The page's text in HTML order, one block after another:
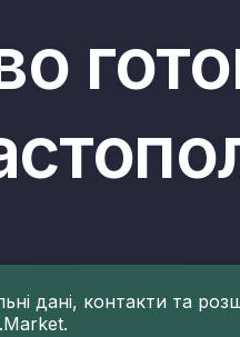
дані, контакти та